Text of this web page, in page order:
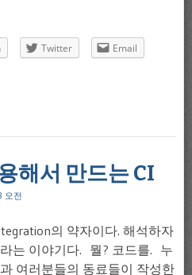
Twitter
Email
해서 만드는 CI
오전
의 약자이다. 해석하자
는 이야기다. 뭘? 코드를. 누
여러분들의 동료들이 작성한